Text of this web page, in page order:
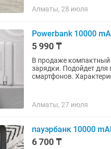
Алматы, 28 июля
Powerbank 10000
5 990 ₸
В продаже компактный
зарядки. Подойдет для
Алматы, 27 июля
пауэрбанк 10000
6 700 ₸